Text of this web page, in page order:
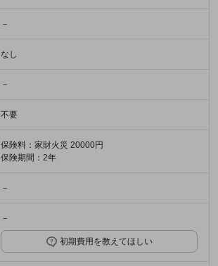
－
なし
－
不要
保険料：家財火災 20000円
保険期間：2年
－
－
初期費用を教えてほしい